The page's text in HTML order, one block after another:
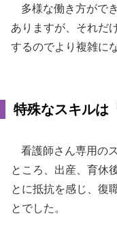
多様な働き方がで
ありますが、それだ
するのでより複雑に
特殊なスキルは
看護師さん専用の
ところ、出産、育休
とに抵抗を感じ、復
とでした。